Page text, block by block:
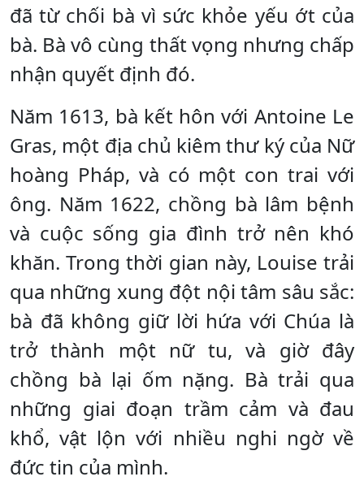
đã từ chối bà vì sức khỏe yếu ớt của
bà. Bà vô cùng thất vọng nhưng chấp
nhận quyết định đó.
Năm 1613, bà kết hôn với Antoine Le
Gras, một địa chủ kiêm thư ký của Nữ
hoàng Pháp, và có một con trai với
ông. Năm 1622, chồng bà lâm bệnh
và cuộc sống gia đình trở nên khó
khăn. Trong thời gian này, Louise trải
qua những xung đột nội tâm sâu sắc:
bà đã không giữ lời hứa với Chúa là
trở thành một nữ tu, và giờ đây
chồng bà lại ốm nặng. Bà trải qua
những giai đoạn trầm cảm và đau
khổ, vật lộn với nhiều nghi ngờ về
đức tin của mình.